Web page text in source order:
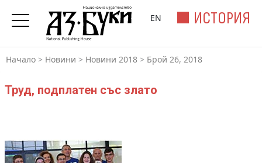
ИСТОРИЯ
EN
Начало > Новини > Новини 2018 > Брой 26, 2018
Труд, подплатен със злато